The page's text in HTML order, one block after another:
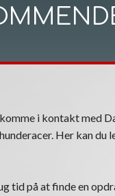
i kontakt med
Her kan du
tid på at finde en